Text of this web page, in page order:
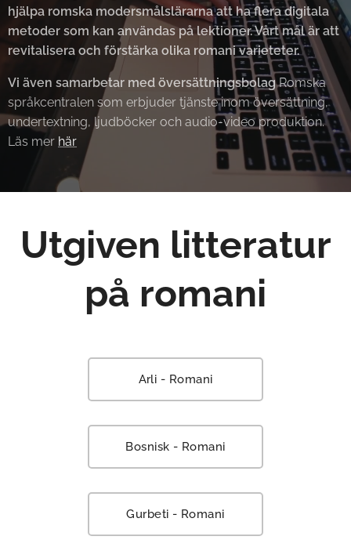
hjälpa romska modersmålslärarna att ha flera digitala
metoder som kan användas på lektioner. Vårt mål är att
revitalisera och förstärka olika romani varieteter.
Vi även samarbetar med översättningsbolagRomska
språkcentralen som erbjuder tjänste inom översättning,
undertextning, ljudböcker och audio-video produktion.
Läs mer här
Utgiven litteratur
på romani
Arli - Romani
Bosnisk - Romani
Gurbeti - Romani